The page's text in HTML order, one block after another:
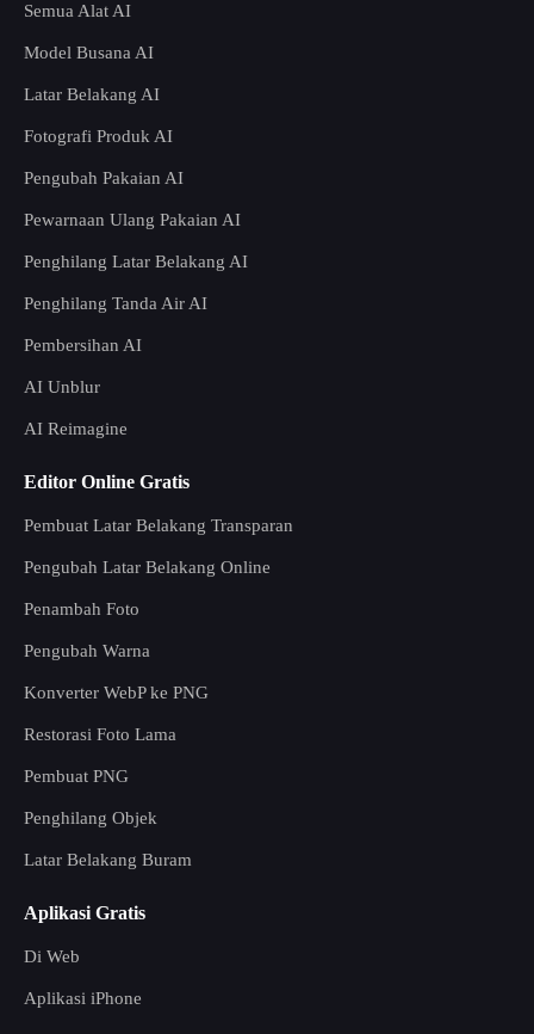
Semua Alat AI
Model Busana AI
Latar Belakang AI
Fotografi Produk AI
Pengubah Pakaian AI
Pewarnaan Ulang Pakaian AI
Penghilang Latar Belakang AI
Penghilang Tanda Air AI
Pembersihan AI
AI Unblur
AI Reimagine
Editor Online Gratis
Pembuat Latar Belakang Transparan
Pengubah Latar Belakang Online
Penambah Foto
Pengubah Warna
Konverter WebP ke PNG
Restorasi Foto Lama
Pembuat PNG
Penghilang Objek
Latar Belakang Buram
Aplikasi Gratis
Di Web
Aplikasi iPhone